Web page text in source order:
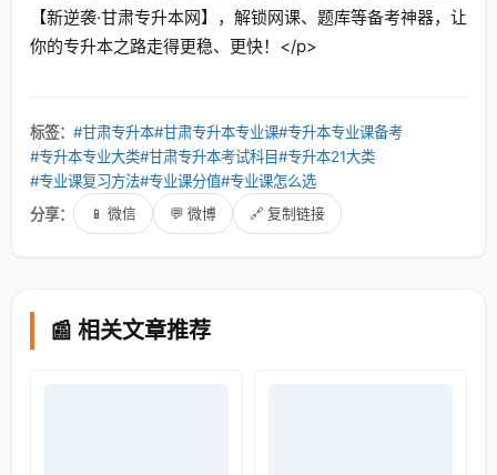
【新逆袭·甘肃专升本网】，解锁网课、题库等备考神器，让
你的专升本之路走得更稳、更快！</p>
标签： #甘肃专升本#甘肃专升本专业课#专升本专业课备考
#专升本专业大类#甘肃专升本考试科目#专升本21大类
#专业课复习方法#专业课分值#专业课怎么选
分享：
📱 微信 💬 微博 🔗 复制链接
📰 相关文章推荐